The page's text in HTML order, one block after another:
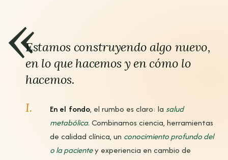
«Estamos construyendo algo nuevo,
en lo que hacemos y en cómo lo
hacemos.
I. En el fondo, el rumbo es claro: la salud
metabólica. Combinamos ciencia, herramientas
de calidad clínica, un conocimiento profundo del
o la pacientey experiencia en cambio de